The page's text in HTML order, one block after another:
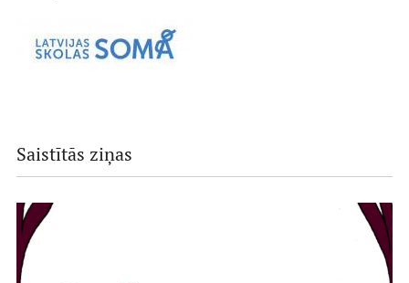
Saistītās ziņas